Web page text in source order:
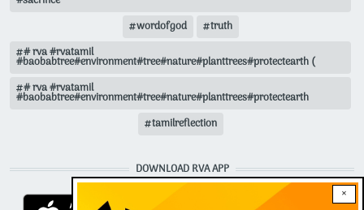
×
wordofgod
truth
# rva #rvatamil
#baobabtree#environment#tree#nature#planttrees#protectearth (
# rva #rvatamil
#baobabtree#environment#tree#nature#planttrees#protectearth
tamilreflection
DOWNLOAD RVA APP